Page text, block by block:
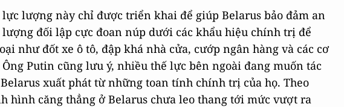
lượng này chỉ được triển khai để giúp Belarus bảo đảm an
đối lập cực đoan núp dưới các khẩu hiệu chính trị để
như đốt xe ô tô, đập khá nhà cửa, cướp ngân hàng và các cơ
Putin cũng lưu ý, nhiều thế lực bên ngoài đang muốn tác
xuất phát từ những toan tính chính trị của họ. Theo
hình căng thẳng ở Belarus chưa leo thang tới mức vượt ra